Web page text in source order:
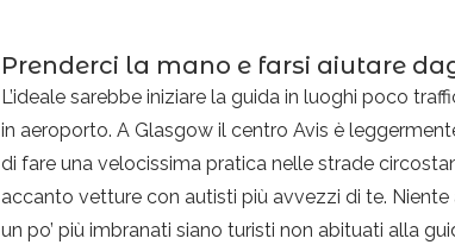
Prenderci la mano e farsi aiutare
L’ideale sarebbe iniziare la guida in luoghi poco
in aeroporto. A Glasgow il centro Avis è
di fare una velocissima pratica nelle strade
accanto vetture con autisti più avvezzi di te.
un po’ più imbranati siano turisti non abituati alla